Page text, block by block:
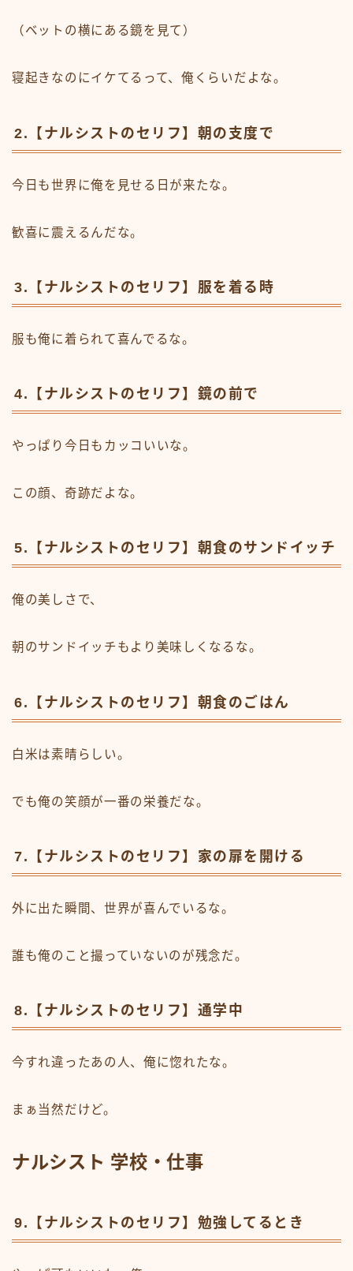
（ベットの横にある鏡を見て）
寝起きなのにイケてるって、俺くらいだよな。
2.【ナルシストのセリフ】朝の支度で
今日も世界に俺を見せる日が来たな。
歓喜に震えるんだな。
3.【ナルシストのセリフ】服を着る時
服も俺に着られて喜んでるな。
4.【ナルシストのセリフ】鏡の前で
やっぱり今日もカッコいいな。
この顔、奇跡だよな。
5.【ナルシストのセリフ】朝食のサンドイッチ
俺の美しさで、
朝のサンドイッチもより美味しくなるな。
6.【ナルシストのセリフ】朝食のごはん
白米は素晴らしい。
でも俺の笑顔が一番の栄養だな。
7.【ナルシストのセリフ】家の扉を開ける
外に出た瞬間、世界が喜んでいるな。
誰も俺のこと撮っていないのが残念だ。
8.【ナルシストのセリフ】通学中
今すれ違ったあの人、俺に惚れたな。
まぁ当然だけど。
ナルシスト 学校・仕事
9.【ナルシストのセリフ】勉強してるとき